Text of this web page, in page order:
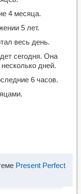
4 месяца.
5 лет.
весь день.
сегодня. Она
дней.
6 часов.
Present Perfect